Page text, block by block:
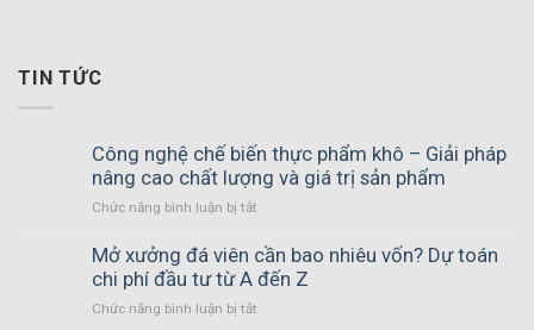
TIN TỨC
Công nghệ chế biến thực phẩm khô – Giải pháp
nâng cao chất lượng và giá trị sản phẩm
Chức năng bình luận bị tắt
nghệ
chế
biến
Mở xưởng đá viên cần bao nhiêu vốn? Dự toán
chi phí đầu tư từ A đến Z
Chức năng bình luận bị tắt